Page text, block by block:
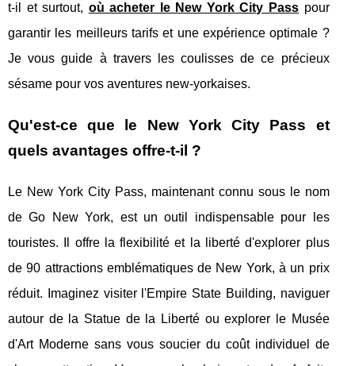
t-il et surtout, où acheter le New York City Pass pour
garantir les meilleurs tarifs et une expérience optimale ?
Je vous guide à travers les coulisses de ce précieux
sésame pour vos aventures new-yorkaises.
Qu'est-ce que le New York City Pass et
quels avantages offre-t-il ?
Le New York City Pass, maintenant connu sous le nom
de Go New York, est un outil indispensable pour les
touristes. Il offre la flexibilité et la liberté d'explorer plus
de 90 attractions emblématiques de New York, à un prix
réduit. Imaginez visiter l'Empire State Building, naviguer
autour de la Statue de la Liberté ou explorer le Musée
d'Art Moderne sans vous soucier du coût individuel de